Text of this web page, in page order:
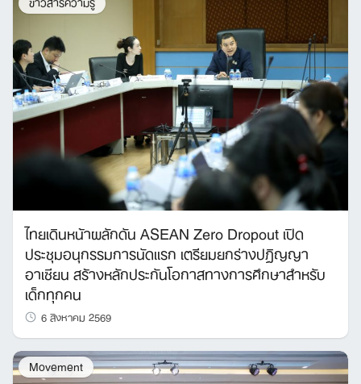
ไทยเดินหน้าผลักดัน ASEAN Zero Dropout เปิด
ประชุมอนุกรรมการนัดแรก เตรียมยกร่างปฏิญญา
อาเซียน สร้างหลักประกันโอกาสทางการศึกษาสำหรับ
เด็กทุกคน
6 สิงหาคม 2569
Movement